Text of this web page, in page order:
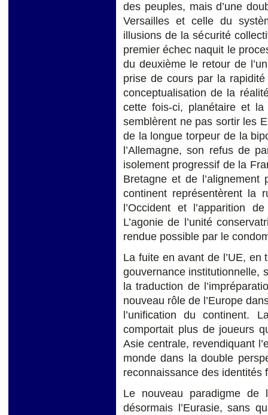
des peuples, mais d’une
Versailles et celle du
illusions de la sécurité
premier échec naquit le
du deuxième le retour de
prise de cours par la rapidité
conceptualisation de la
cette fois-ci, planétaire et
semblèrent ne pas sortir les
de la longue torpeur de la
l’Allemagne, son refus de
isolement progressif de la
Bretagne et de l’alignement
continent représentèrent la
l’Occident et l’apparition
L’agonie de l’unité
rendue possible par le
La fuite en avant de l’UE, en
gouvernance institutionnelle,
la traduction de
nouveau rôle de l’Europe
l’unification du continent.
comportait plus de joueurs
Asie centrale, revendiquant
monde dans la double
reconnaissance des identités
Le nouveau paradigme de
désormais l’Eurasie, sans